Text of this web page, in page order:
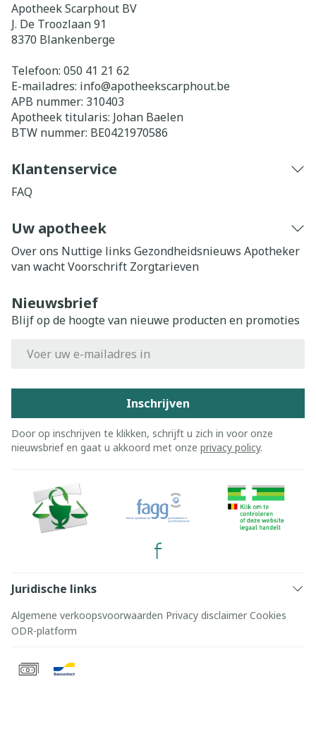
Apotheek Scarphout BV
J. De Troozlaan 91
8370 Blankenberge
Telefoon: 050 41 21 62
E-mailadres: info@apotheekscarphout.be
APB nummer: 310403
Apotheek titularis: Johan Baelen
BTW nummer: BE0421970586
Klantenservice
FAQ
Uw apotheek
Over ons Nuttige links Gezondheidsnieuws Apotheker
van wachtVoorschrift Zorgtarieven
Nieuwsbrief
Blijf op de hoogte van nieuwe producten en promoties
Inschrijven
Door op inschrijven te klikken, schrijft u zich in voor onze
nieuwsbrief en gaat u akkoord met onze privacy policy.
Juridische links
Algemene verkoopsvoorwaarden Privacy disclaimer Cookies
ODR-platform